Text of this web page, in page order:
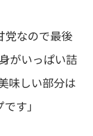
党なので最後
がいっぱい詰
味しい部分は
す」